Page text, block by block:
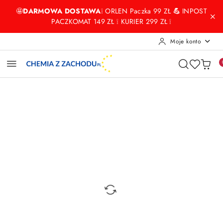
Przejdź do treści głównej
Przejdź do wyszukiwarki
Przejdź do moje konto
Przejdź do menu głównego
Przejdź do opisu produktu
Przejdź do stopki
🤩DARMOWA DOSTAWA❕ ORLEN Paczka 99 ZŁ💪 INPOST
PACZKOMAT 149 ZŁ ❕ KURIER 299 ZŁ ❕
Moje konto